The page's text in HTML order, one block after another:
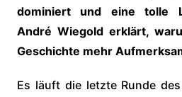
dominiert und eine tolle
André Wiegold erklärt,
Geschichte mehr
Es läuft die letzte Runde